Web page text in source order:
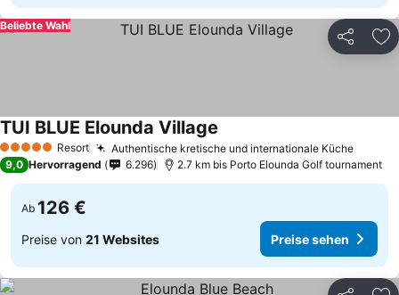
Teilen
Beliebte Wahl
5 Sterne Resort Authentische kretische und internationale Küche
TUI BLUE Elounda Village
9,0 Hervorragend 6.296 2.7 km bis Porto Elounda Golf tournament
Ab 126 €
Preise von 21 Websites Preise sehen